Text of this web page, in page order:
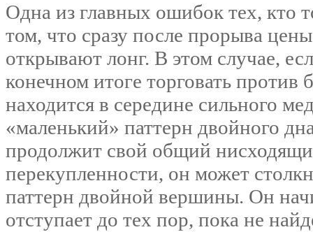
Одна из главных ошибок тех, кто
том, что сразу после прорыва
открывают лонг. В этом случае,
конечном итоге торговать
находится в середине сильного
«маленький» паттерн двойного
продолжит свой общий
перекупленности, он может
паттерн двойной вершины. Он
отступает до тех пор, пока не